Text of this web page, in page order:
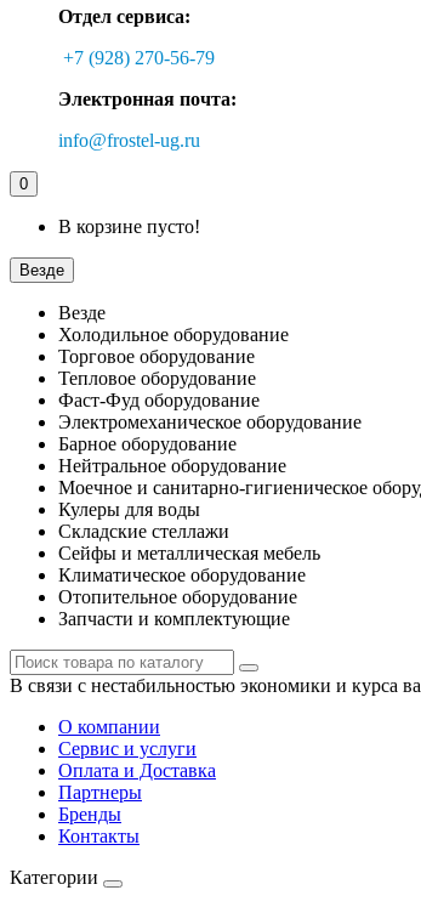
Отдел сервиса:
+7 (928) 270-56-79
Электронная почта:
info@frostel-ug.ru
0
В корзине пусто!
Везде
Везде
Холодильное оборудование
Торговое оборудование
Тепловое оборудование
Фаст-Фуд оборудование
Электромеханическое оборудование
Барное оборудование
Нейтральное оборудование
Моечное и санитарно-гигиеническое
Кулеры для воды
Складские стеллажи
Сейфы и металлическая мебель
Климатическое оборудование
Отопительное оборудование
Запчасти и комплектующие
В связи с нестабильностью экономики и курса
О компании
Сервис и услуги
Оплата и Доставка
Партнеры
Бренды
Контакты
Категории